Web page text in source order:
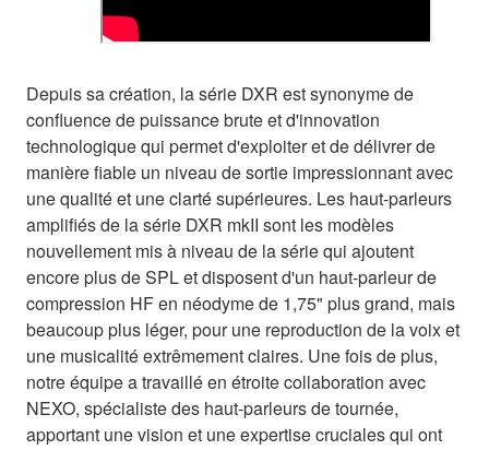
Depuis sa création, la série DXR est synonyme de
confluence de puissance brute et d'innovation
technologique qui permet d'exploiter et de délivrer de
manière fiable un niveau de sortie impressionnant avec
une qualité et une clarté supérieures. Les haut-parleurs
amplifiés de la série DXR mkII sont les modèles
nouvellement mis à niveau de la série qui ajoutent
encore plus de SPL et disposent d'un haut-parleur de
compression HF en néodyme de 1,75" plus grand, mais
beaucoup plus léger, pour une reproduction de la voix et
une musicalité extrêmement claires. Une fois de plus,
notre équipe a travaillé en étroite collaboration avec
NEXO, spécialiste des haut-parleurs de tournée,
apportant une vision et une expertise cruciales qui ont